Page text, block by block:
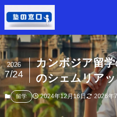
カンボジア留
のシェムリア
2026
7/24
留学 2024年12月16日 2026年